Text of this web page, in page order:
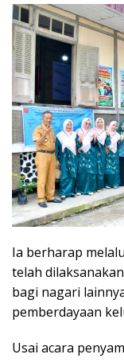
Ia berharap
telah
bagi nagari
pemberdayaan
Usai acara